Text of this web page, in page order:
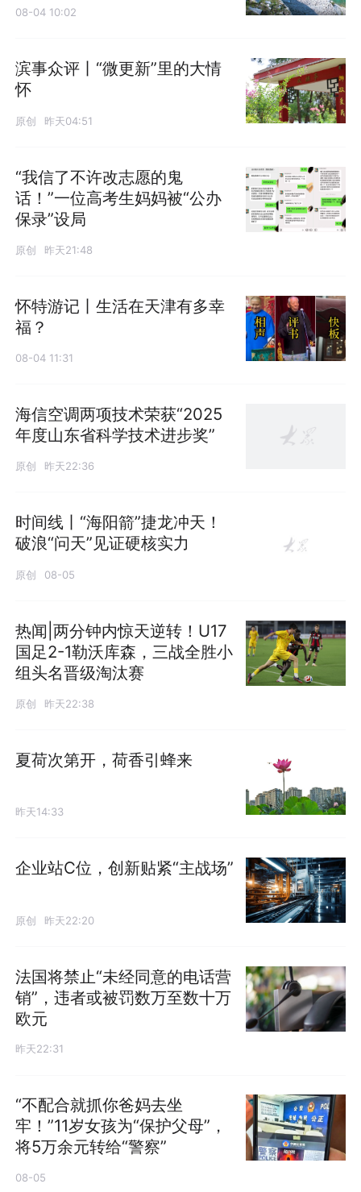
08-04 10:02
滨事众评丨“微更新”里的大情
怀
原创 昨天04:51
“我信了不许改志愿的鬼
话！”一位高考生妈妈被“公办
保录”设局
原创 昨天21:48
怀特游记丨生活在天津有多幸
福？
08-04 11:31
海信空调两项技术荣获“2025
年度山东省科学技术进步奖”
原创 昨天22:36
时间线丨“海阳箭”捷龙冲天！
破浪“问天”见证硬核实力
原创 08-05
热闻|两分钟内惊天逆转！U17
国足2-1勒沃库森，三战全胜小
组头名晋级淘汰赛
原创 昨天22:38
夏荷次第开，荷香引蜂来
昨天14:33
企业站C位，创新贴紧“主战场”
原创 昨天22:20
法国将禁止“未经同意的电话营
销”，违者或被罚数万至数十万
欧元
昨天22:31
“不配合就抓你爸妈去坐
牢！”11岁女孩为“保护父母”，
将5万余元转给“警察”
08-05